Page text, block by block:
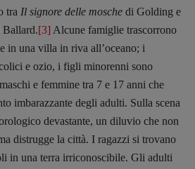
tra Il signore delle mosche di Golding e
Ballard.[3] Alcune famiglie trascorrono
in una villa in riva all’oceano; i
e ozio, i figli minorenni sono
e femmine tra 7 e 17 anni che
imbarazzante degli adulti. Sulla scena
devastante, un diluvio che non
distrugge la città. I ragazzi si trovano
in una terra irriconoscibile. Gli adulti